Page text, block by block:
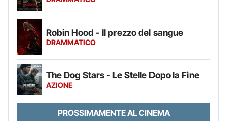
Robin Hood - Il prezzo del sangue
DRAMMATICO
The Dog Stars - Le Stelle Dopo la Fine
AZIONE
PROSSIMAMENTE AL CINEMA